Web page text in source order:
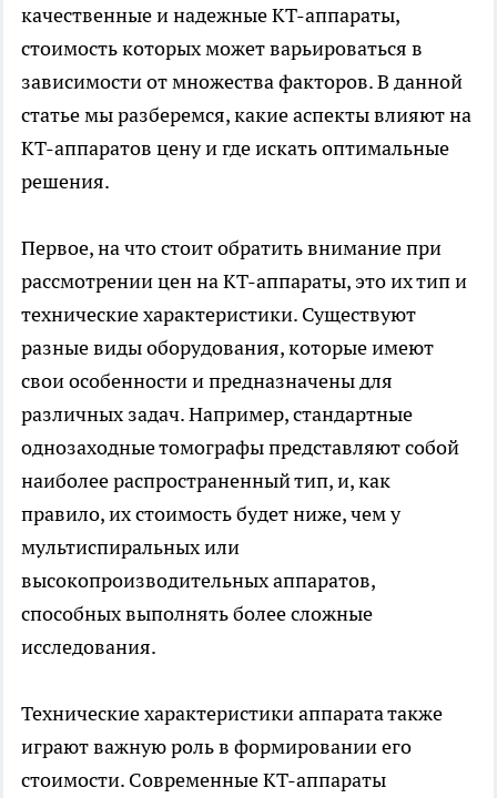
качественные и надежные КТ-аппараты,
стоимость которых может варьироваться в
зависимости от множества факторов. В данной
статье мы разберемся, какие аспекты влияют на
КТ-аппаратов ценуи где искать оптимальные
решения.
Первое, на что стоит обратить внимание при
рассмотрении цен на КТ-аппараты, это их тип и
технические характеристики. Существуют
разные виды оборудования, которые имеют
свои особенности и предназначены для
различных задач. Например, стандартные
однозаходные томографы представляют собой
наиболее распространенный тип, и, как
правило, их стоимость будет ниже, чем у
мультиспиральных или
высокопроизводительных аппаратов,
способных выполнять более сложные
исследования.
Технические характеристики аппарата также
играют важную роль в формировании его
стоимости. Современные КТ-аппараты